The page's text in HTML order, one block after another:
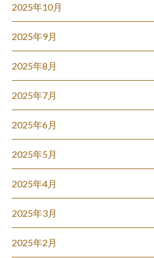
2025年10月
2025年9月
2025年8月
2025年7月
2025年6月
2025年5月
2025年4月
2025年3月
2025年2月